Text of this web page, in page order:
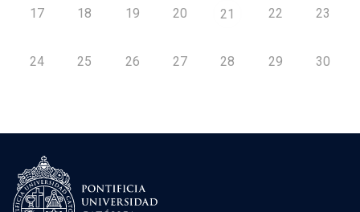
17 18 19 20 21 22 23
24 25 26 27 28 29 30